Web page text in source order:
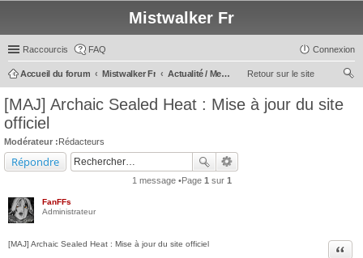
Mistwalker Fr
Raccourcis FAQ Connexion
Retour sur le site
Accueil du forum Mistwalker Fr
Actualité / Message du Staff
her
[MAJ] Archaic Sealed Heat : Mise à jour du site
officiel
Modérateur :Rédacteurs
Répondre
1 message •Page 1 sur 1
FanFFs
Administrateur
[MAJ] Archaic Sealed Heat : Mise à jour du site officiel Citer